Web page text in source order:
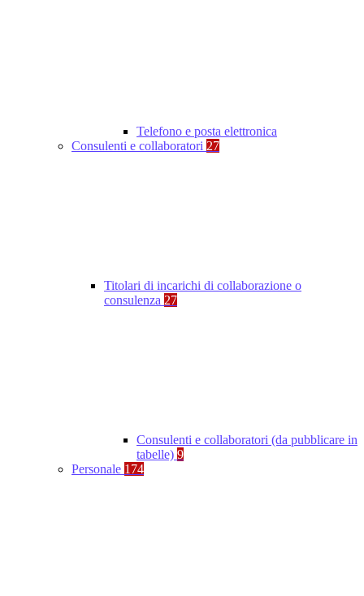
Telefono e posta elettronica
Consulenti e collaboratori 27
Titolari di incarichi di collaborazione o
consulenza 27
Consulenti e collaboratori (da pubblicare in
tabelle) 9
Personale 174